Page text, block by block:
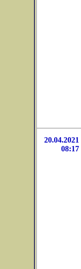
20.04.2021
08:17